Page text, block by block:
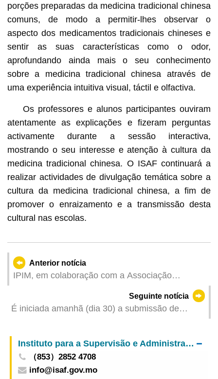
porções preparadas da medicina tradicional chinesa
comuns, de modo a permitir-lhes observar o
aspecto dos medicamentos tradicionais chineses e
sentir as suas características como o odor,
aprofundando ainda mais o seu conhecimento
sobre a medicina tradicional chinesa através de
uma experiência intuitiva visual, táctil e olfactiva.
Os professores e alunos participantes ouviram
atentamente as explicações e fizeram perguntas
activamente durante a sessão interactiva,
mostrando o seu interesse e atenção à cultura da
medicina tradicional chinesa. O ISAF continuará a
realizar actividades de divulgação temática sobre a
cultura da medicina tradicional chinesa, a fim de
promover o enraizamento e a transmissão desta
cultural nas escolas.
Anterior notícia
IPIM, em colaboração com a Associação
Industrial de Macau, organizará a participação de
empresas de Macau e a apresentação de cerca
de 300 produtos “fabricados em Macau” e das
THAIFEX
Seguinte notícia
É iniciada amanhã (dia 30) a submissão de
Instituto para a Supervisão e Administração Farmacêutica
（853）2852 4708
info@isaf.gov.mo